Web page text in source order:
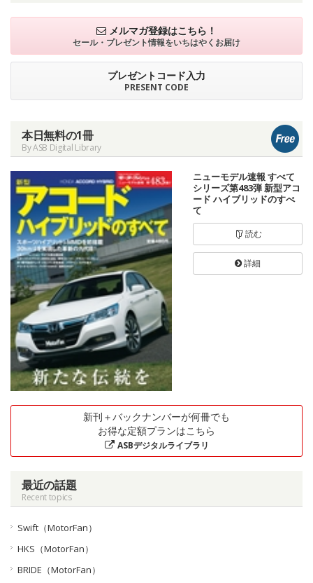
メルマガ登録はこちら！
セール・プレゼント情報をいちはやくお届け
プレゼントコード入力
PRESENT CODE
本日無料の1冊
By ASB Digital Library
ニューモデル速報 すべて
シリーズ第483弾 新型アコ
ード ハイブリッドのすべ
て
読む
詳細
新刊＋バックナンバーが何冊でも
お得な定額プランはこちら
ASBデジタルライブラリ
最近の話題
Recent topics
Swift（MotorFan）
HKS（MotorFan）
BRIDE（MotorFan）